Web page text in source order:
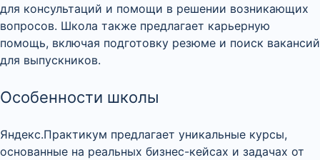
для консультаций и помощи в решении возникающих
вопросов. Школа также предлагает карьерную
помощь, включая подготовку резюме и поиск вакансий
для выпускников.
Особенности школы
Яндекс.Практикум предлагает уникальные курсы,
основанные на реальных бизнес-кейсах и задачах от